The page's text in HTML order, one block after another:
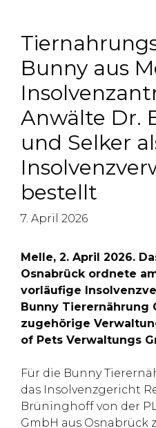
Bunny aus
Anwälte Dr.
und Selker
bestellt
7. April 2026
Melle, 2. April 2026.
Osnabrück ordnete
vorläufige
Bunny Tierernährung
zugehörige
of Pets Verwaltungs
Für die Bunny
das Insolvenzgericht
Brüninghoff von der
GmbH aus Osnabrück